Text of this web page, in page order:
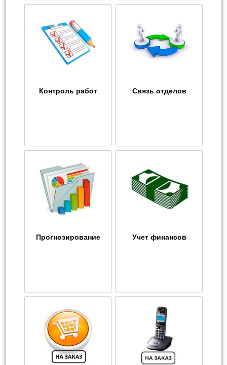
Контроль работ Связь отделов
Прогнозирование Учет финансов